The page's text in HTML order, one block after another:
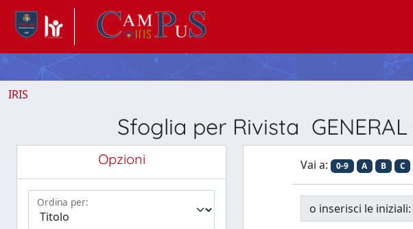
IRIS
Sfoglia per Rivista GENERAL
Opzioni
Ordina per:
Vai a: 0-9 A B C
o inserisci le iniziali: